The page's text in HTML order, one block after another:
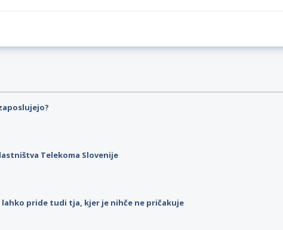
Telekoma Slovenije
lahko pride tudi tja, kjer je nihče ne pričakuje